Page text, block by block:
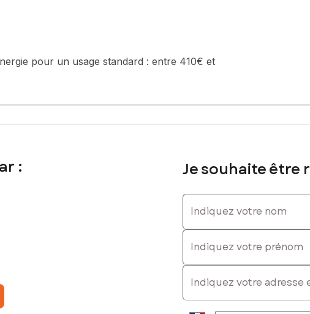
pour un usage standard : entre 410€ et
: Je souhaite être
Indiquez votre nom
Indiquez votre prénom
E-mail